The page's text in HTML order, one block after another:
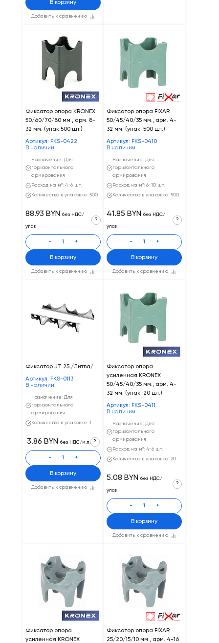
Добавить к сравнению
В корзину
Фиксатор опора KRONEX
50/60/70/80 мм., арм. 8-
32 мм. (упак.500 шт.)
Артикул: FKS-0422
В наличии
Назначение: Для
горизонтального
армирования
Расход на м²: 4-6 шт.
Количество в упаковке: 500
Добавить к сравнению
88.93 BYN без НДС/
упак
?
- +
В корзину
Фиксатор опора FIXAR
50/45/40/35 мм., арм. 4-
32 мм. (упак. 500 шт.)
Артикул: FKS-0410
В наличии
Назначение: Для
горизонтального
армирования
Расход на м²: 6-10 шт.
Количество в упаковке: 500
Добавить к сравнению
41.85 BYN без НДС/
упак
?
- +
В корзину
Фиксатор JТ 25 /Литва/
Артикул: FKS-0113
В наличии
Назначение: Для
горизонтального
армирования
Количество в упаковке: 1
Добавить к сравнению
3.86 BYN без НДС/м.п. ?
- +
В корзину
Фиксатор опора
усиленная KRONEX
50/45/40/35 мм., арм. 4-
32 мм. (упак. 20 шт.)
Артикул: FKS-0411
В наличии
Назначение: Для
горизонтального
армирования
Расход на м²: 4-6 шт.
Количество в упаковке: 20
Добавить к сравнению
5.08 BYN без НДС/
упак
?
- +
В корзину
Фиксатор опора
усиленная KRONEX
Фиксатор опора FIXAR
25/20/15/10 мм., арм. 4-16